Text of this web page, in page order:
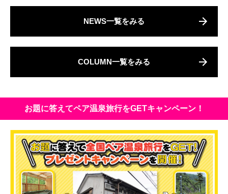
NEWS一覧をみる
COLUMN一覧をみる
お題に答えてペア温泉旅行をGETキャンペーン！